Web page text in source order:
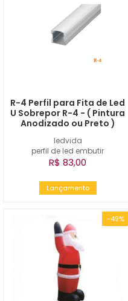
ledvida
perfil de led embutir
R-4 Perfil para Fita de Led
U Sobrepor R-4 - ( Pintura
Anodizado ou Preto )
R$ 83,00
Lançamento
-49%